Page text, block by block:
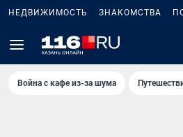
НЕДВИЖИМОСТЬ ЗНАКОМСТВА
Война с кафе из-за шума